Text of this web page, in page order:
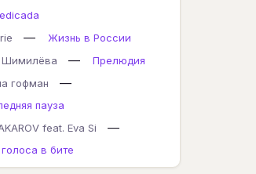
—
Жизнь в России
Шимилёва
—
Прелюдия
гофман
—
пауза
feat. Eva Si
—
в бите